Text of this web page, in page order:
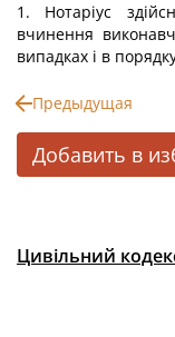
1. Нотаріус
вчинення
випадках і в
Предыдущая
Добавить в
Цивільний